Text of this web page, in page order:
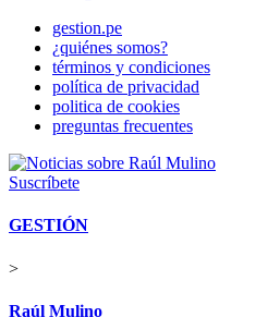
gestion.pe
¿quiénes somos?
términos y condiciones
política de privacidad
politica de cookies
preguntas frecuentes
Suscríbete
GESTIÓN
>
Raúl Mulino